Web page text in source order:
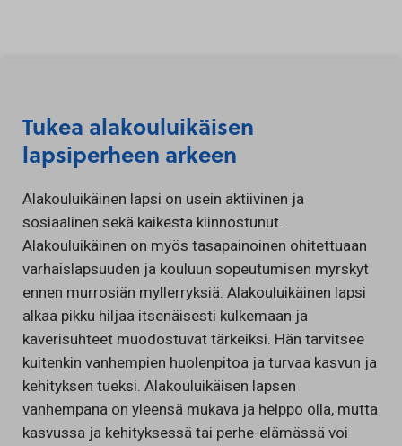
Tukea alakouluikäisen
lapsiperheen arkeen
Alakouluikäinen lapsi on usein aktiivinen ja
sosiaalinen sekä kaikesta kiinnostunut.
Alakouluikäinen on myös tasapainoinen ohitettuaan
varhaislapsuuden ja kouluun sopeutumisen myrskyt
ennen murrosiän myllerryksiä. Alakouluikäinen lapsi
alkaa pikku hiljaa itsenäisesti kulkemaan ja
kaverisuhteet muodostuvat tärkeiksi. Hän tarvitsee
kuitenkin vanhempien huolenpitoa ja turvaa kasvun ja
kehityksen tueksi. Alakouluikäisen lapsen
vanhempana on yleensä mukava ja helppo olla, mutta
kasvussa ja kehityksessä tai perhe-elämässä voi